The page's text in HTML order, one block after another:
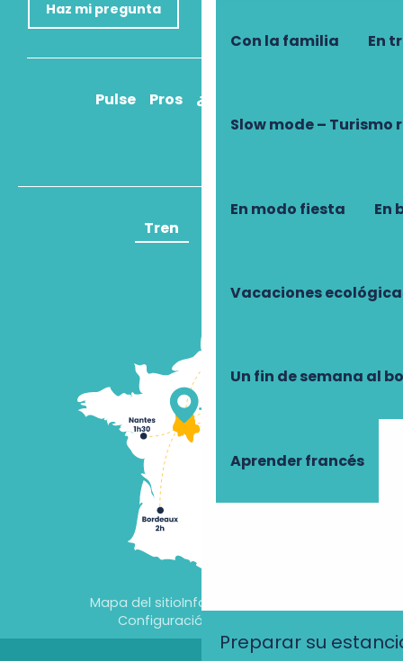
Con la familia En
Slow mode – Turismo
En modo fiesta En
Vacaciones
Un fin de semana al
Aprender francés
Preparar su
Haz mi pregunta
Pulse Pros ¿Cómo llegar?
Tren
Mapa del sitioInformación jurídica
Configuración de cookies